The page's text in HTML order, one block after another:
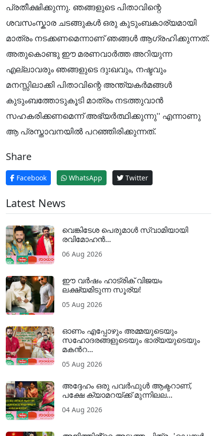
പ്രതീക്ഷിക്കുന്നു. ഞങ്ങളുടെ പിതാവിന്റെ
ശവസംസ്കാര ചടങ്ങുകൾ ഒരു കുടുംബകാര്യമായി
മാത്രം നടക്കണമെന്നാണ് ഞങ്ങൾ ആഗ്രഹിക്കുന്നത്.
അതുകൊണ്ടു ഈ മരണവാർത്ത അറിയുന്ന
എല്ലാവരും ഞങ്ങളുടെ ദുഃഖവും, നഷ്ടവും
മനസ്സിലാക്കി പിതാവിന്റെ അന്ത്യകർമങ്ങൾ
കുടുംബത്തോടുകൂടി മാത്രം നടത്തുവാൻ
സഹകരിക്കണമെന്ന് അഭ്യർത്ഥിക്കുന്നു'' എന്നാണു
ആ പ്രസ്താവനയിൽ പറഞ്ഞിരിക്കുന്നത്.
Share
Facebook WhatsApp Twitter
Latest News
വെങ്കിടേശ പെരുമാൾ സ്വാമിയായി
രവിമോഹൻ...
06 Aug 2026
ഈ വർഷം ഹാട്രിക് വിജയം
ലക്ഷ്യമിടുന്ന സൂര്യ!
05 Aug 2026
ഓണം എപ്പോഴും അമ്മയുടെയും
സഹോദരങ്ങളുടെയും ഭാര്യയുടെയും
മകന്‍റ...
05 Aug 2026
അദ്ദേഹം ഒരു പവര്‍ഫുള്‍ ആക്ടറാണ്,
പക്ഷേ ക്യാമറയ്ക്ക് മുന്നിലല...
04 Aug 2026